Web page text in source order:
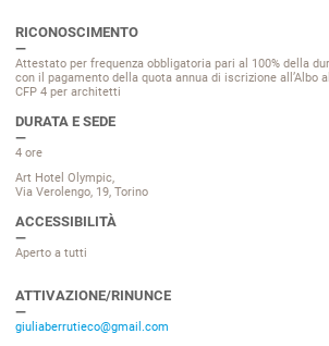
RICONOSCIMENTO
Attestato per frequenza obbligatoria pari al 100% della
con il pagamento della quota annua di iscrizione all’Albo
CFP 4 per architetti
DURATA E SEDE
4 ore
Art Hotel Olympic,
Via Verolengo, 19, Torino
ACCESSIBILITÀ
Aperto a tutti
ATTIVAZIONE/RINUNCE
giuliaberrutieco@gmail.com